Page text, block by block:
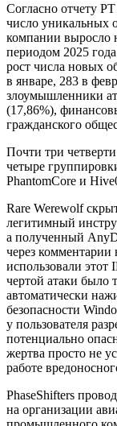
Согласно отчету
число уникальных
компании выросло
периодом 2025
рост числа новых
в январе, 283 в
злоумышленники
(17,86%),
гражданского
Почти три
четыре
PhantomCore и
Rare Werewolf
легитимный
а полученный
через
использовали
чертой атаки было
автоматически
безопасности
у пользователя
потенциально
жертва просто не
работе
PhaseShifters
на организации